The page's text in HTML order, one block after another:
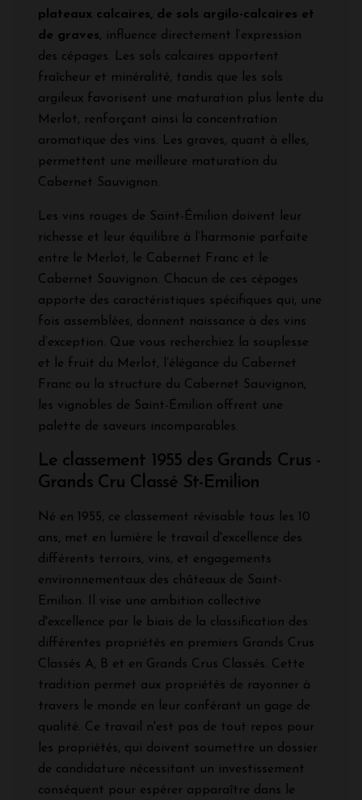
plateaux calcaires, de sols argilo-calcaires et
de graves, influence directement l’expression
des cépages. Les sols calcaires apportent
fraîcheur et minéralité, tandis que les sols
argileux favorisent une maturation plus lente du
Merlot, renforçant ainsi la concentration
aromatique des vins. Les graves, quant à elles,
permettent une meilleure maturation du
Cabernet Sauvignon.
Les vins rouges de Saint-Émilion doivent leur
richesse et leur équilibre à l’harmonie parfaite
entre le Merlot, le Cabernet Franc et le
Cabernet Sauvignon. Chacun de ces cépages
apporte des caractéristiques spécifiques qui, une
fois assemblées, donnent naissance à des vins
d’exception. Que vous recherchiez la souplesse
et le fruit du Merlot, l’élégance du Cabernet
Franc ou la structure du Cabernet Sauvignon,
les vignobles de Saint-Émilion offrent une
palette de saveurs incomparables.
Le classement 1955 des Grands Crus -
Grands Cru Classé St-Emilion
Né en 1955, ce classement révisable tous les 10
ans, met en lumière le travail d'excellence des
différents terroirs, vins, et engagements
environnementaux des châteaux de Saint-
Emilion. Il vise une ambition collective
d'excellence par le biais de la classification des
différentes propriétés en premiers Grands Crus
Classés A, B et en Grands Crus Classés. Cette
tradition permet aux propriétés de rayonner à
travers le monde en leur conférant un gage de
qualité. Ce travail n'est pas de tout repos pour
les propriétés, qui doivent soumettre un dossier
de candidature nécessitant un investissement
conséquent pour espérer apparaître dans le